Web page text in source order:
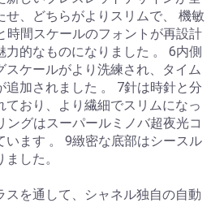
せ、どちらがよりスリムで、 機敏
時間スケールのフォントが再設計
力的なものになりました 。 6内側
スケールがより洗練され、タイム
追加されました 。 7針は時針と分
ており、より繊細でスリムになっ
ングはスーパールミノバ超夜光コ
います 。 9緻密な底部はシースル
した。
スを通して、シャネル独自の自動